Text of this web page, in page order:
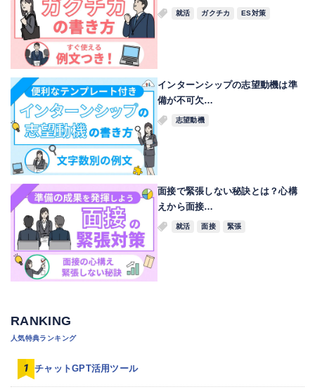
就活 ガクチカ ES対策
インターンシップの志望動機は準
備が不可欠…
志望動機
面接で緊張しない秘訣とは？心構
えから面接…
就活 面接 緊張
RANKING
人気特典ランキング
チャットGPT活用ツール